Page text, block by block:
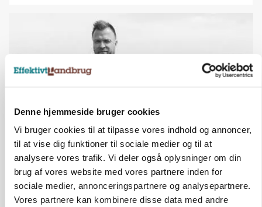
Denne hjemmeside bruger cookies
Vi bruger cookies til at tilpasse vores indhold og annoncer,
til at vise dig funktioner til sociale medier og til at
analysere vores trafik. Vi deler også oplysninger om din
brug af vores website med vores partnere inden for
sociale medier, annonceringspartnere og analysepartnere.
Vores partnere kan kombinere disse data med andre
LEDER
Kun landbruget selv kan beslutte, om man vil
kæmpe juridisk for sin eksistens